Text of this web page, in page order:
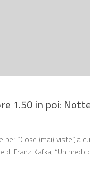
1.50 in poi:
“Cose (mai) viste”, a
Franz Kafka, “Un